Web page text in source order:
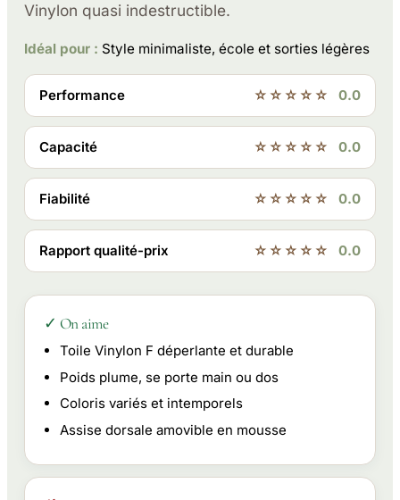
Vinylon quasi indestructible.
Idéal pour : Style minimaliste, école et sorties légères
Performance ☆☆☆☆☆ 0.0
Capacité ☆☆☆☆☆ 0.0
Fiabilité ☆☆☆☆☆ 0.0
Rapport qualité-prix ☆☆☆☆☆ 0.0
✓ On aime
Toile Vinylon F déperlante et durable
Poids plume, se porte main ou dos
Coloris variés et intemporels
Assise dorsale amovible en mousse